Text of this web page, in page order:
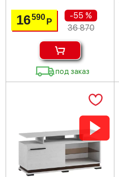
16590Р
-55 %
36 870
под заказ